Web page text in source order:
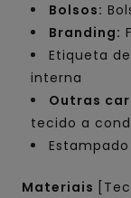
Bolsos:
Branding:
Etiqueta
interna
Outras
tecido a
Materiais